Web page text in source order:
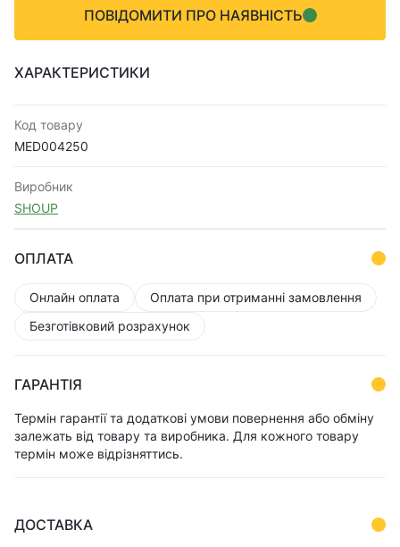
ПОВІДОМИТИ ПРО НАЯВНІСТЬ
ХАРАКТЕРИСТИКИ
Код товару
MED004250
Виробник
SHOUP
ОПЛАТА
Онлайн оплата
Оплата при отриманні замовлення
Безготівковий розрахунок
ГАРАНТІЯ
Термін гарантії та додаткові умови повернення або обміну
залежать від товару та виробника. Для кожного товару
термін може відрізняттись.
ДОСТАВКА